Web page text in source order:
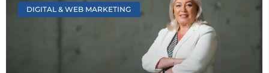
DIGITAL & WEB MARKETING